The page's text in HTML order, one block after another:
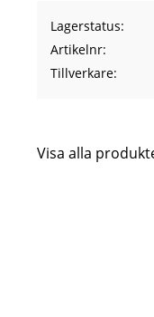
Lagerstatus
Artikelnr
Tillverkare
Visa alla